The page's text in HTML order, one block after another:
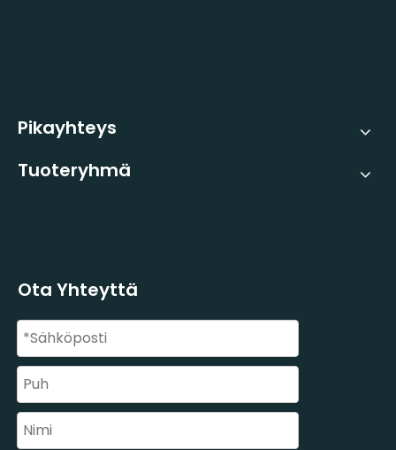
Pikayhteys
Tuoteryhmä
Ota Yhteyttä